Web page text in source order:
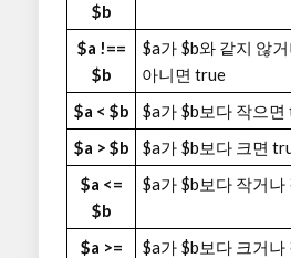
$b
$a !==
$b
$a가 $b와 같지 않
아니면 true
$a < $b
$a가 $b보다 작으면
$a > $b
$a가 $b보다 크면
$a <=
$b
$a가 $b보다 작거
$a >=
$a가 $b보다 크거